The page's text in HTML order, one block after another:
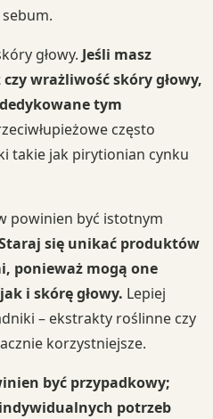
głowy. Jeśli masz
wrażliwość skóry głowy,
tym
często
takie jak pirytionian cynku
powinien być istotnym
się unikać produktów
ponieważ mogą one
i skórę głowy. Lepiej
– ekstrakty roślinne czy
korzystniejsze.
być przypadkowy;
potrzeb